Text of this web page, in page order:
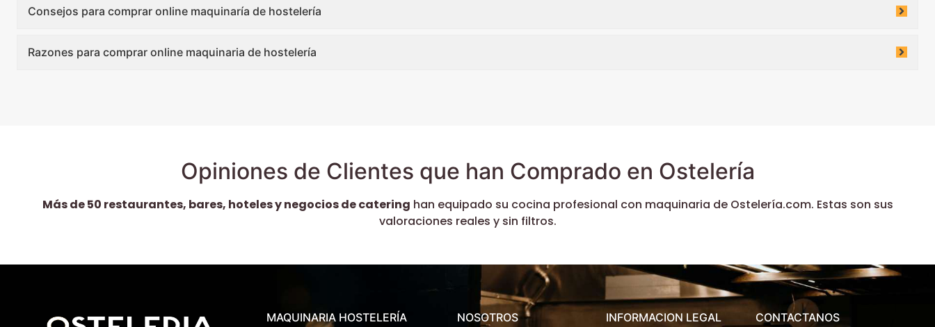
Consejos para comprar online maquinaría de hostelería
Razones para comprar online maquinaria de hostelería
Opiniones de Clientes que han Comprado en Ostelería
Más de 50 restaurantes, bares, hoteles y negocios de catering han equipado su cocina profesional con maquinaria de Ostelería.com. Estas son sus
valoraciones reales y sin filtros.
MAQUINARIA HOSTELERÍA
NOSOTROS
INFORMACION LEGAL
CONTACTANOS